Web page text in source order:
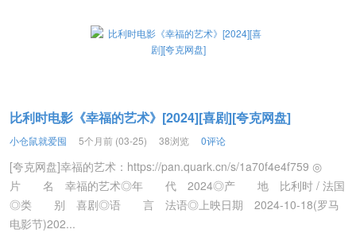
比利时电影《幸福的艺术》[2024][喜剧][夸克网盘]
小仓鼠就爱囤 5个月前 (03-25) 38浏览 0评论
[夸克网盘]幸福的艺术：https://pan.quark.cn/s/1a70f4e4f759 ◎
片 名 幸福的艺术◎年 代 2024◎产 地 比利时 / 法国
◎类 别 喜剧◎语 言 法语◎上映日期 2024-10-18(罗马
电影节)202...